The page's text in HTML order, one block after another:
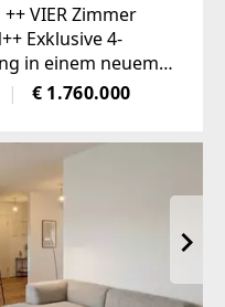
++ VIER Zimmer
Exklusive 4-
in einem neuem
in
Seitengasse des
€ 1.760.000